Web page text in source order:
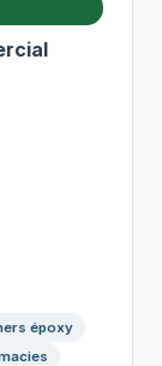
époxy